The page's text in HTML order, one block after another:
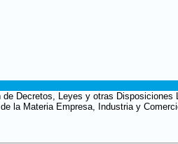
de Decretos, Leyes y otras
la Materia Empresa, Industria y